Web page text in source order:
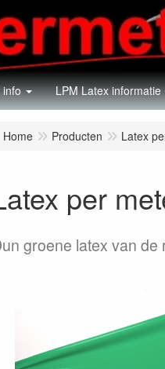
info LPM Latex informatie
Home Producten Latex
per
groene latex van de